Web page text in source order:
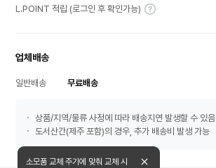
L.POINT 적립 (로그인 후 확인가능)
업체배송
일반배송 무료배송
상품/지역/물류 사정에 따라 배송지연 발생할 수 있음
도서산간(제주 포함)의 경우, 추가 배송비 발생 가능
소모품 교체 주기에 맞춰 교체 시